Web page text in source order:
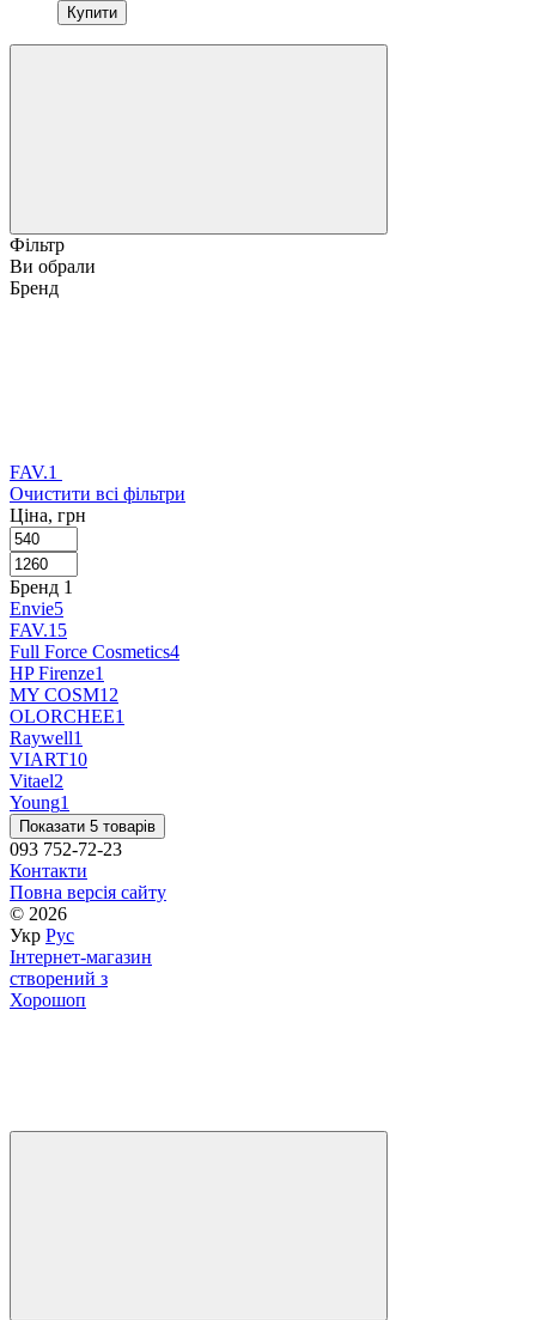
Купити
Фільтр
Ви обрали
Бренд
FAV.1
Очистити всі фільтри
Ціна, грн
Бренд 1
Envie5
FAV.1 5
Full Force Cosmetics4
HP Firenze1
MY COSM12
OLORCHEE1
Raywell1
VIART10
Vitael2
Young1
Показати 5 товарів
093 752-72-23
Контакти
Повна версія сайту
© 2026
Укр Рус
Інтернет-магазин
створений з
Хорошоп